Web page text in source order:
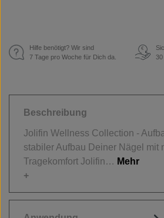
Hilfe benötigt? Wir sind
7 Tage pro Woche für Dich da.
€
30
Beschreibung
Jolifin Wellness Collection -
stabiler Aufbau Deiner Nägel mit
Tragekomfort Jolifin… Mehr